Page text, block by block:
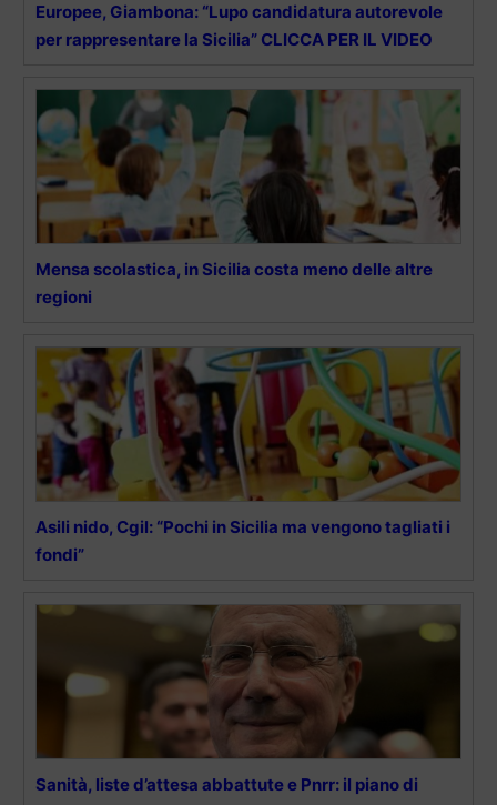
Europee, Giambona: “Lupo candidatura autorevole
per rappresentare la Sicilia” CLICCA PER IL VIDEO
Mensa scolastica, in Sicilia costa meno delle altre
regioni
Asili nido, Cgil: “Pochi in Sicilia ma vengono tagliati i
fondi”
Sanità, liste d’attesa abbattute e Pnrr: il piano di